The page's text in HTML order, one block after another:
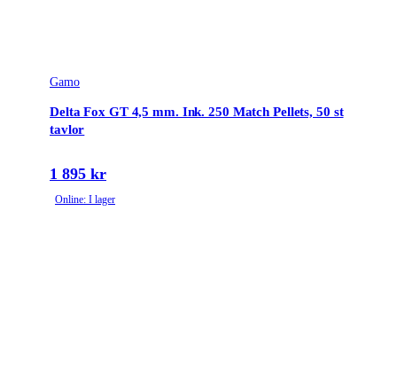
Gamo
Delta Fox GT 4,5 mm. Ink. 250 Match Pellets, 50 st
tavlor
1 895 kr
Online: I lager